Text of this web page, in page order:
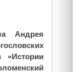
Андрея
«Истории